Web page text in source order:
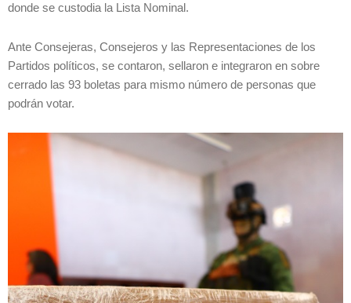
donde se custodia la Lista Nominal.
Ante Consejeras, Consejeros y las Representaciones de los
Partidos políticos, se contaron, sellaron e integraron en sobre
cerrado las 93 boletas para mismo número de personas que
podrán votar.